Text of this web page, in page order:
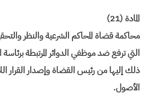
المادة (21)
محاكمة قضاة المحاكم الشرعية والنظر
التي ترفع ضد موظفي الدوائر المرتبطة
ذلك إليها من رئيس القضاة وإصدار القرار
الأصول.